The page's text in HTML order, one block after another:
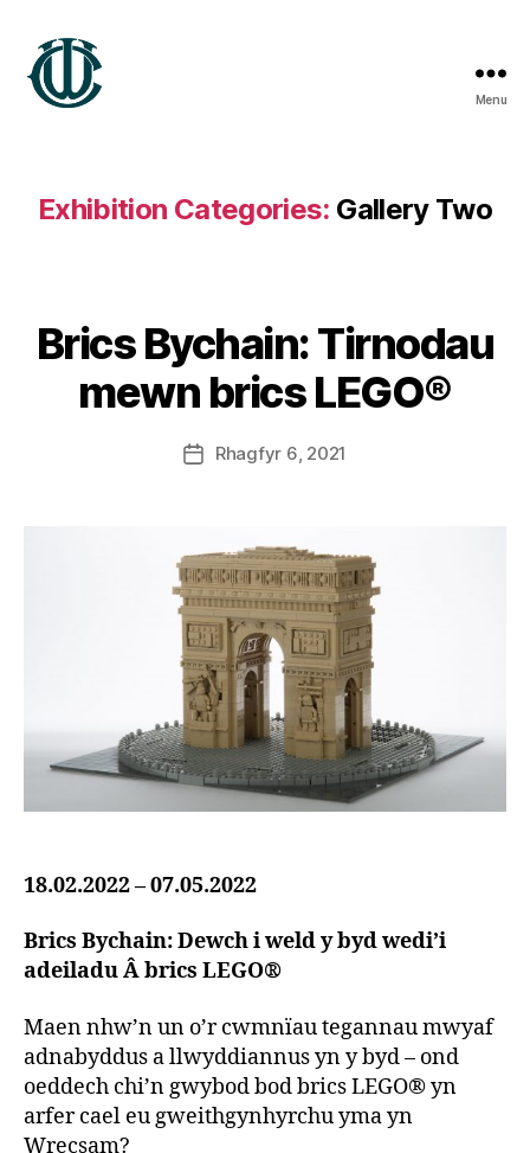
Menu
Exhibition Categories: Gallery Two
Brics Bychain: Tirnodau
mewn brics LEGO®
Post
author
S
e
G
t
e
r
PostRhagfyr 6, 2021
18.02.2022 – 07.05.2022
Brics Bychain: Dewch i weld y byd wedi’i
adeiladu Â brics LEGO®
Maen nhw’n un o’r cwmnïau tegannau mwyaf
adnabyddus a llwyddiannus yn y byd – ond
oeddech chi’n gwybod bod brics LEGO® yn
arfer cael eu gweithgynhyrchu yma yn
Wrecsam?